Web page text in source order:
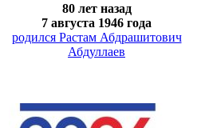
80 лет назад
7 августа 1946 года
родился Растам Абдрашитович
Абдуллаев